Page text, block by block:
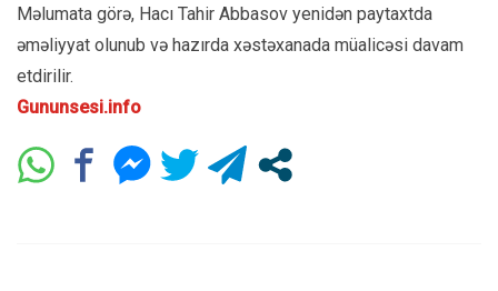
Məlumata görə, Hacı Tahir Abbasov yenidən paytaxtda
əməliyyat olunub və hazırda xəstəxanada müalicəsi davam
etdirilir.
Gununsesi.info